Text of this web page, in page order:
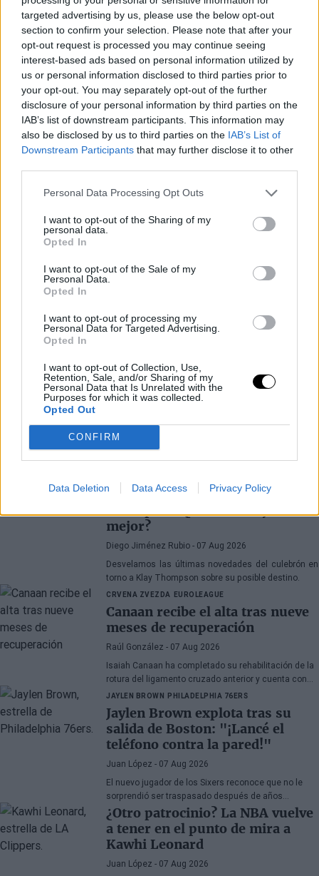
targeted advertising by us, please use the below opt-out
section to confirm your selection. Please note that after your
opt-out request is processed you may continue seeing
interest-based ads based on personal information utilized by
us or personal information disclosed to third parties prior to
your opt-out. You may separately opt-out of the further
disclosure of your personal information by third parties on the
IAB’s list of downstream participants. This information may
also be disclosed by us to third parties on the IAB’s List of
Downstream Participants that may further disclose it to other
Personal Data Processing Opt Outs
I want to opt-out of the Sharing of my
personal data.
Opted In
I want to opt-out of the Sale of my
Personal Data.
Opted In
I want to opt-out of processing my
Personal Data for Targeted Advertising.
Opted In
I want to opt-out of Collection, Use,
Retention, Sale, and/or Sharing of my
Personal Data that Is Unrelated with the
Purposes for which it was collected.
Opted Out
CONFIRM
Data Deletion Data Access Privacy Policy
millones de dólares con la franquicia de California.
Últimos artículos
Lakers y Heat pugnan por Klay
Thompson: ¿dónde encaja
mejor?
Diego Jiménez Rubio - 07 Aug 2026
Desvelamos las últimas novedades del culebrón en
torno a Klay Thompson sobre su posible destino.
CRVENA ZVEZDA EUROLEAGUE
Canaan recibe el alta tras nueve
meses de recuperación
Raúl González - 07 Aug 2026
Isaiah Canaan ha completado su rehabilitación de la
rotura del ligamento cruzado anterior y cuenta con
autorización médica para retomar todas las
actividades de baloncesto. El veterano base de 35
años busca regresar a laEuroligatras el paréntesis
forzado de la temporada 2025-26.
JAYLEN BROWN PHILADELPHIA 76ERS
Jaylen Brown explota tras su
salida de Boston: "¡Lancé el
teléfono contra la pared!"
Juan López - 07 Aug 2026
El nuevo jugador de los Sixers reconoce que no le
sorprendió ser traspasado después de años
apareciendo en rumores, aunque admite su
decepción por la manera en la que los Celtics
gestionaron la situación.
¿Otro patrocinio? La NBA vuelve
a tener en el punto de mira a
Kawhi Leonard
Juan López - 07 Aug 2026